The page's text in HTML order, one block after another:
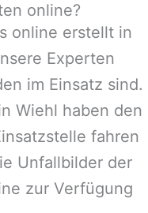
online?
online erstellt in
Experten
im Einsatz sind.
Wiehl haben den
fahren
Unfallbilder der
zur Verfügung